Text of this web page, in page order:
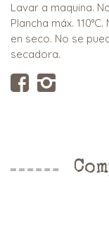
Lavar a maquina.
Plancha máx.
en seco. No se
secadora.